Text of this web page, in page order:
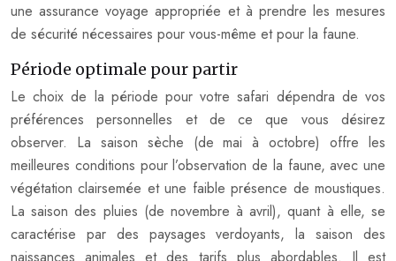
une assurance voyage appropriée et à prendre les mesures
de sécurité nécessaires pour vous-même et pour la faune.
Période optimale pour partir
Le choix de la période pour votre safari dépendra de vos
préférences personnelles et de ce que vous désirez
observer. La saison sèche (de mai à octobre) offre les
meilleures conditions pour l’observation de la faune, avec une
végétation clairsemée et une faible présence de moustiques.
La saison des pluies (de novembre à avril), quant à elle, se
caractérise par des paysages verdoyants, la saison des